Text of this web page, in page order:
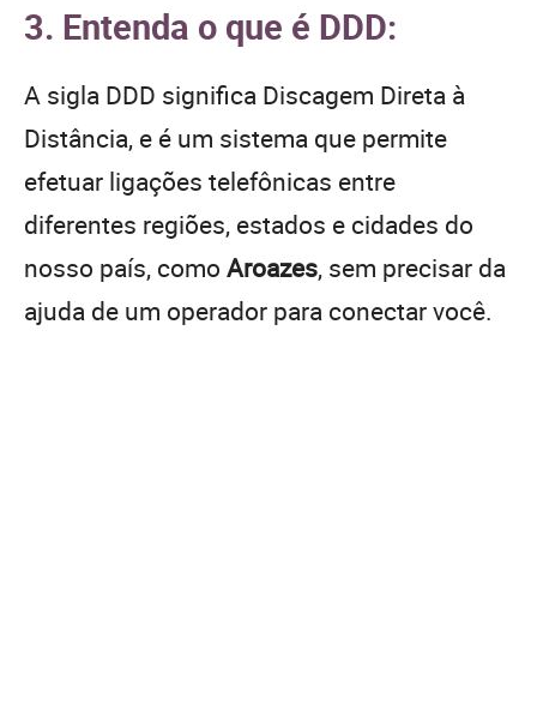
3. Entenda o que é DDD:
A sigla DDD significa Discagem Direta à
Distância, e é um sistema que permite
efetuar ligações telefônicas entre
diferentes regiões, estados e cidades do
nosso país, como Aroazes, sem precisar da
ajuda de um operador para conectar você.